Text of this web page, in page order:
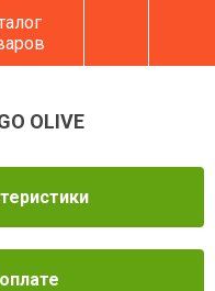
OLIVE